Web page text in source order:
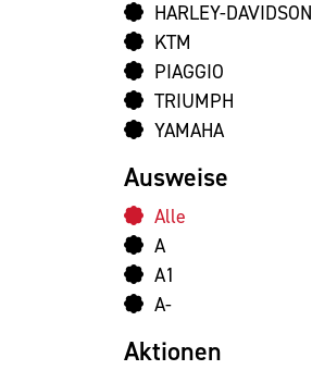
HARLEY-DAVIDSON
KTM
PIAGGIO
TRIUMPH
YAMAHA
Ausweise
Alle
A
A1
A-
Aktionen